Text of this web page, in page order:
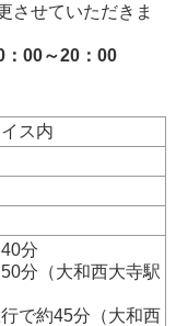
させていただきま
00～20：00
ス内
分
分（大和西大寺駅
で約45分（大和西